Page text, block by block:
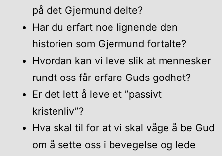
på det Gjermund delte?
Har du erfart noe lignende den
historien som Gjermund fortalte?
Hvordan kan vi leve slik at mennesker
rundt oss får erfare Guds godhet?
Er det lett å leve et ”passivt
kristenliv”?
Hva skal til for at vi skal våge å be Gud
om å sette oss i bevegelse og lede